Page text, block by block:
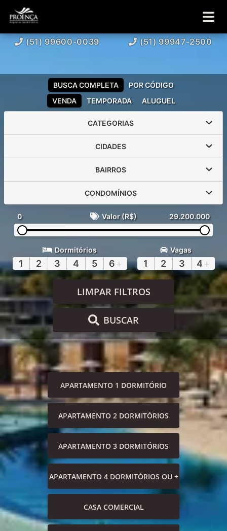
(51) 99600-0039 (51) 99947-2500
VENDA TEMPORADA ALUGUEL
BUSCA COMPLETA POR CÓDIGO
CATEGORIAS
CIDADES
BAIRROS
CONDOMÍNIOS
0 Valor (R$) 29.200.000
Dormitórios
1 2 3 4 5 6 +
Vagas
1 2 3 4 +
LIMPAR FILTROS
BUSCAR
APARTAMENTO 1 DORMITÓRIO
APARTAMENTO 2 DORMITÓRIOS
APARTAMENTO 3 DORMITÓRIOS
APARTAMENTO 4 DORMITÓRIOS OU +
CASA COMERCIAL